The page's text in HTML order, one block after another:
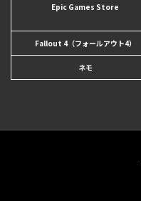
Epic Games Store
Fallout 4（フォールアウト4）
ネモ